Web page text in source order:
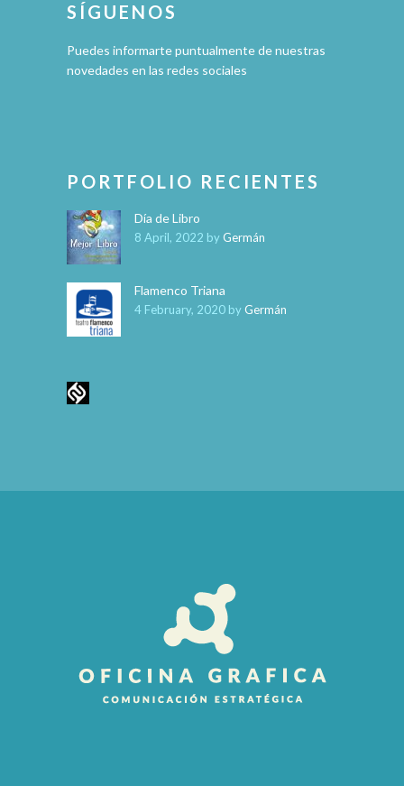
SÍGUENOS
Puedes informarte puntualmente de nuestras
novedades en las redes sociales
PORTFOLIO RECIENTES
Día de Libro
8 April, 2022 byGermán
Flamenco Triana
4 February, 2020 byGermán